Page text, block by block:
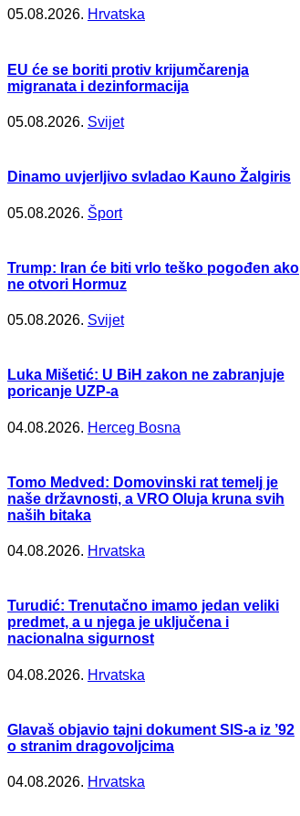
05.08.2026. Hrvatska
EU će se boriti protiv krijumčarenja
migranata i dezinformacija
05.08.2026. Svijet
Dinamo uvjerljivo svladao Kauno Žalgiris
05.08.2026. Šport
Trump: Iran će biti vrlo teško pogođen ako
ne otvori Hormuz
05.08.2026. Svijet
Luka Mišetić: U BiH zakon ne zabranjuje
poricanje UZP-a
04.08.2026. Herceg Bosna
Tomo Medved: Domovinski rat temelj je
naše državnosti, a VRO Oluja kruna svih
naših bitaka
04.08.2026. Hrvatska
Turudić: Trenutačno imamo jedan veliki
predmet, a u njega je uključena i
nacionalna sigurnost
04.08.2026. Hrvatska
Glavaš objavio tajni dokument SIS-a iz ’92
o stranim dragovoljcima
04.08.2026. Hrvatska